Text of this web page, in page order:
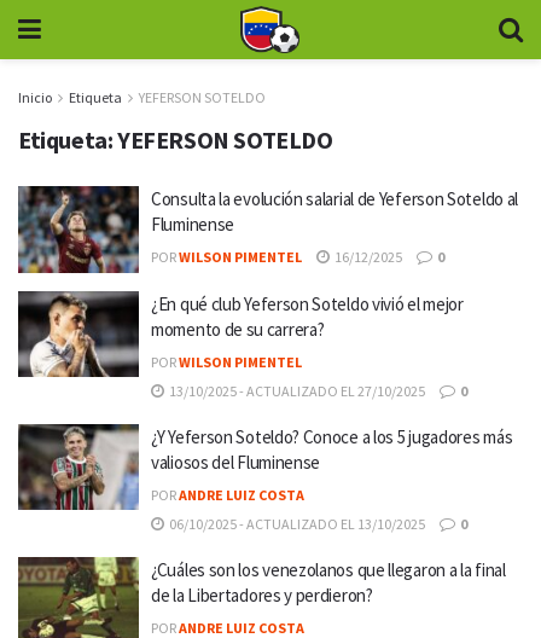
Inicio Etiqueta YEFERSON SOTELDO
Etiqueta:YEFERSON SOTELDO
Consulta la evolución salarial de Yeferson Soteldo al
Fluminense
PORWILSON PIMENTEL 16/12/2025 0
¿En qué club Yeferson Soteldo vivió el mejor
momento de su carrera?
PORWILSON PIMENTEL
13/10/2025 - ACTUALIZADO EL 27/10/2025
0
¿Y Yeferson Soteldo? Conoce a los 5 jugadores más
valiosos del Fluminense
PORANDRE LUIZ COSTA
06/10/2025 - ACTUALIZADO EL 13/10/2025
0
¿Cuáles son los venezolanos que llegaron a la final
de la Libertadores y perdieron?
PORANDRE LUIZ COSTA